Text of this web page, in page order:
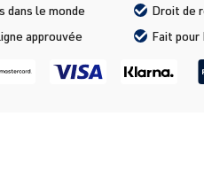
dans le monde
Droit de
approuvée
Fait pour